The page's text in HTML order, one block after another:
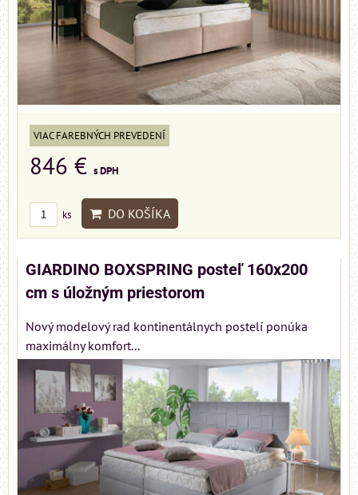
VIAC FAREBNÝCH PREVEDENÍ
846 € s DPH
ks DO KOŠÍKA
GIARDINO BOXSPRING posteľ 160x200
cm s úložným priestorom
Nový modelový rad kontinentálnych postelí ponúka
maximálny komfort...